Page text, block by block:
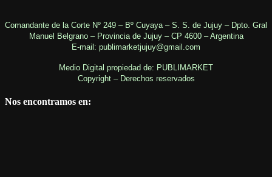
Comandante de la Corte Nº 249 – Bº Cuyaya – S. S. de Jujuy – Dpto. Gral
Manuel Belgrano – Provincia de Jujuy – CP 4600 – Argentina
E-mail: publimarketjujuy@gmail.com
Medio Digital propiedad de: PUBLIMARKET
Copyright – Derechos reservados
Nos encontramos en: